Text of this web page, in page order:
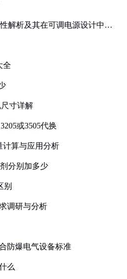
解析及其在可调电源设计中的
全
寸详解
或3505代换
计算与应用分析
分别加多少
别
调研与分析
防爆电气设备标准
么